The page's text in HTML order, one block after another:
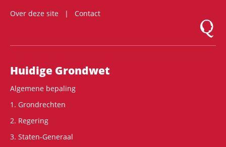
Over deze site
Contact
Logo
Hoofdnavigatie
Huidige Grondwet
Algemene bepaling
1. Grondrechten
2. Regering
3. Staten-Generaal